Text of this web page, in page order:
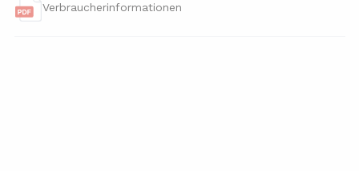
Verbraucherinformationen